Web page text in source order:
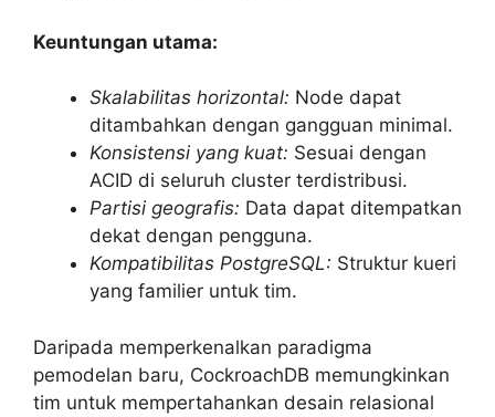
Keuntungan utama:
Skalabilitas horizontal: Node dapat
ditambahkan dengan gangguan minimal.
Konsistensi yang kuat: Sesuai dengan
ACID di seluruh cluster terdistribusi.
Partisi geografis: Data dapat ditempatkan
dekat dengan pengguna.
Kompatibilitas PostgreSQL: Struktur kueri
yang familier untuk tim.
Daripada memperkenalkan paradigma
pemodelan baru, CockroachDB memungkinkan
tim untuk mempertahankan desain relasional